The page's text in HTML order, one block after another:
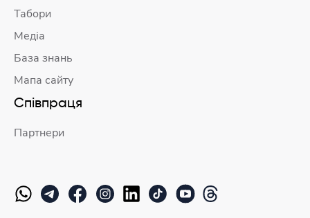
Табори
Медіа
База знань
Мапа сайту
Співпраця
Партнери